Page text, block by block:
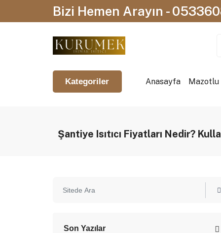
Bizi Hemen Arayın -
Kategoriler Anasayfa Mazotlu
Şantiye Isıtıcı Fiyatları Nedir?
Son Yazılar